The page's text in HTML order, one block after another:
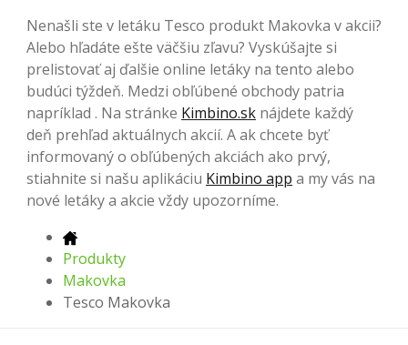
Nenašli ste v letáku Tesco produkt Makovka v akcii?
Alebo hľadáte ešte väčšiu zľavu? Vyskúšajte si
prelistovať aj ďalšie online letáky na tento alebo
budúci týždeň. Medzi obľúbené obchody patria
napríklad . Na stránke Kimbino.sk nájdete každý
deň prehľad aktuálnych akcií. A ak chcete byť
informovaný o obľúbených akciách ako prvý,
stiahnite si našu aplikáciu Kimbino app a my vás na
nové letáky a akcie vždy upozorníme.
Produkty
Makovka
Tesco Makovka